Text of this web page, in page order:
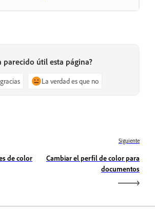
parecido útil esta página?
La verdad es que no
de color
Siguiente
Cambiar el perfil de color para
documentos